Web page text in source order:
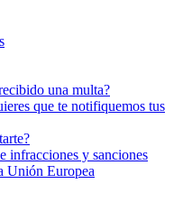
una multa?
que te notifiquemos tus
infracciones y sanciones
Unión Europea